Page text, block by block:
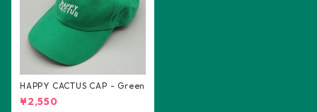
HAPPY CACTUS CAP - Green
¥2,550